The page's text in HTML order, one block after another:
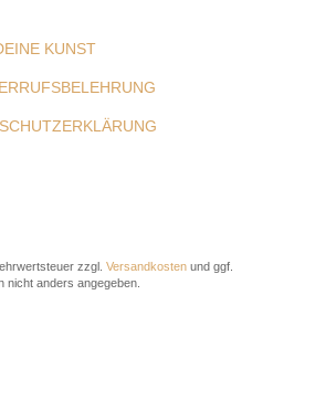
KUNST
zzgl. Versandkosten und ggf.
nicht anders angegeben.